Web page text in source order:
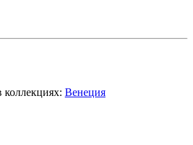
коллекциях: Венеция